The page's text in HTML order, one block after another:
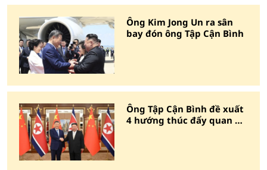
Ông Kim Jong Un ra sân
bay đón ông Tập Cận Bình
Ông Tập Cận Bình đề xuất
4 hướng thúc đẩy quan hệ